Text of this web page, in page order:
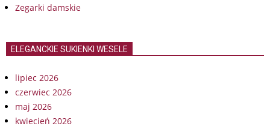
Zegarki damskie
ELEGANCKIE SUKIENKI WESELE
lipiec 2026
czerwiec 2026
maj 2026
kwiecień 2026